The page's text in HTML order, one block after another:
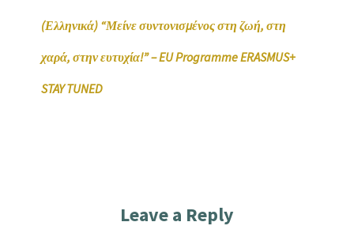
(Ελληνικά) “Μείνε συντονισμένος στη ζωή, στη
χαρά, στην ευτυχία!” – EU Programme ERASMUS+
STAY TUNED
Leave a Reply